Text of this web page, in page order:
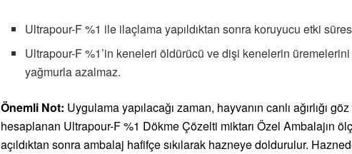
Ultrapour-F %1 ile ilaçlama yapıldıktan sonra koruyucu etki
Ultrapour-F %1’in keneleri öldürücü ve dişi kenelerin
yağmurla azalmaz.
Önemli Not: Uygulama yapılacağı zaman, hayvanın canlı ağırlığı
hesaplanan Ultrapour-F %1 Dökme Çözelti miktarı Özel Ambalajın
açıldıktan sonra ambalaj hafifçe sıkılarak hazneye doldurulur.